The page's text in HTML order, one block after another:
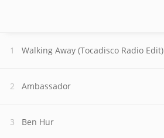
Walking Away (Tocadisco Radio Edit)
Ambassador
Ben Hur